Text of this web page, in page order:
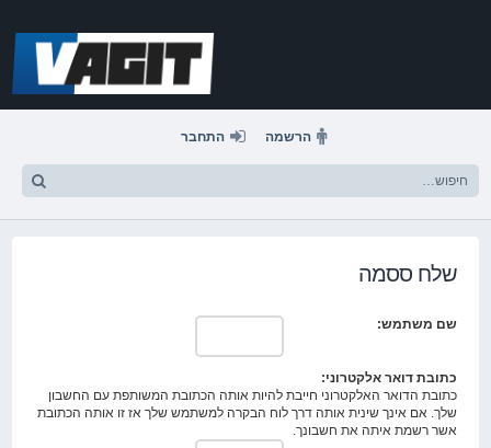
הרשמה התחבר
שלח ססמה
שם משתמש:
כתובת דואר אלקטרוני:
כתובת הדואר האלקטרוני חייבת להיות אותה הכתובת המשותפת עם החשבון
שלך. אם אינך שינית אותה דרך לוח הבקרה למשתמש שלך אז זו אותה הכתובת
אשר רשמת איתה את חשבונך.